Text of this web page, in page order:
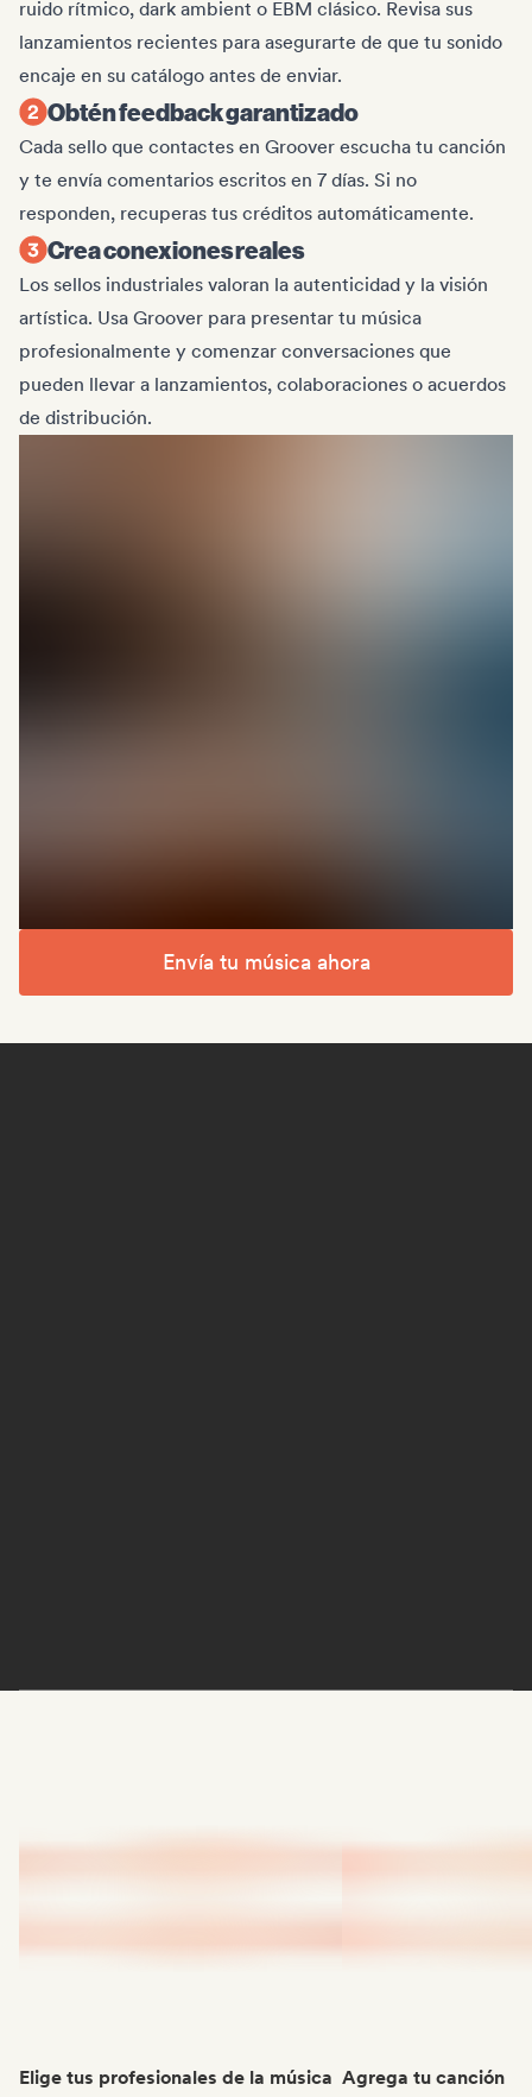
ruido rítmico, dark ambient o EBM clásico. Revisa sus
lanzamientos recientes para asegurarte de que tu sonido
encaje en su catálogo antes de enviar.
Obtén feedback garantizado
Cada sello que contactes en Groover escucha tu canción
y te envía comentarios escritos en 7 días. Si no
responden, recuperas tus créditos automáticamente.
Crea conexiones reales
Los sellos industriales valoran la autenticidad y la visión
artística. Usa Groover para presentar tu música
profesionalmente y comenzar conversaciones que
pueden llevar a lanzamientos, colaboraciones o acuerdos
de distribución.
Envía tu música ahora
Elige tus profesionales de la música Agrega tu canción